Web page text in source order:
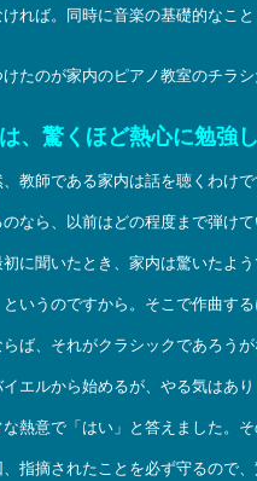
れば。同時に音楽の基礎的なこ
たのが家内のピアノ教室のチラ
、驚くほど熱心に勉強
教師である家内は話を聴くわけ
なら、以前はどの程度まで弾け
に聞いたとき、家内は驚いたよ
いうのですから。そこで作曲す
ば、それがクラシックであろう
エルから始めるが、やる気はあ
熱意で「はい」と答えました。
指摘されたことを必ず守るので